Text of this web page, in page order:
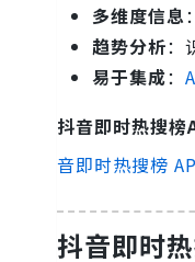
多维度信息
趋势分析：
易于集成：
抖音即时热搜榜
音即时热搜榜
抖音即时